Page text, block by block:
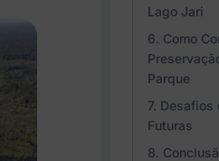
Lago Jari
Como
Parque
Desafios
Futuras